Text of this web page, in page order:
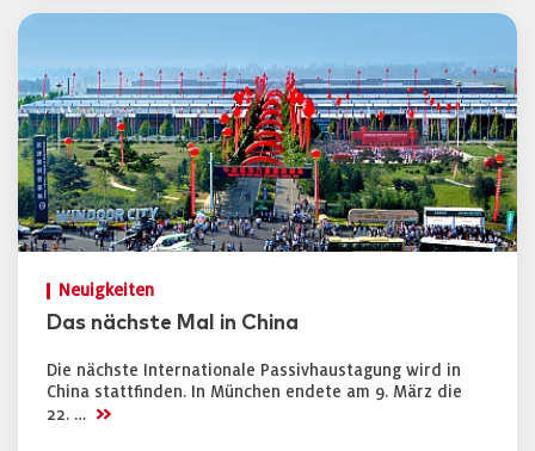
Neuigkeiten
Das nächste Mal in China
Die nächste Internationale Passivhaustagung wird in
China stattfinden. In München endete am 9. März die
22. … >>